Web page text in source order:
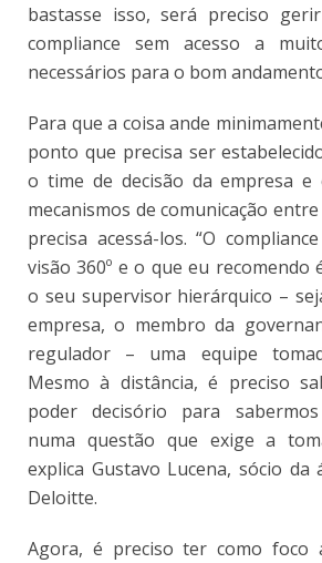
bastasse isso, será preciso
compliance sem acesso a
necessários para o bom
Para que a coisa ande
ponto que precisa ser
o time de decisão da empresa e
mecanismos de comunicação
precisa acessá-los. “O
visão 360º e o que eu recomendo
o seu supervisor hierárquico –
empresa, o membro da
regulador – uma equipe
Mesmo à distância, é preciso
poder decisório para
numa questão que exige a
explica Gustavo Lucena, sócio da
Deloitte.
Agora, é preciso ter como foco